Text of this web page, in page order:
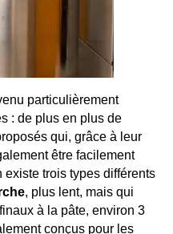
particulièrement
: de plus en plus de
qui, grâce à leur
être facilement
trois types différents
, plus lent, mais qui
à la pâte, environ 3
conçus pour les